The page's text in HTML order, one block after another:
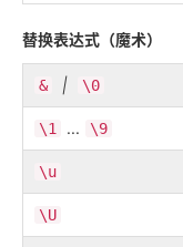
替换表达式（魔术）
& | \0
\1 ... \9
\u
\U